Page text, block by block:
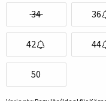
34 36
42 44
50